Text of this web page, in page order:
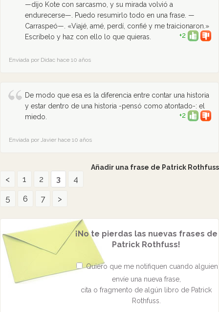
—dijo Kote con sarcasmo, y su mirada volvió a
endurecerse—. Puedo resumirlo todo en una frase. —
Carraspeó—. «Viajé, amé, perdí, confié y me traicionaron.»
Escríbelo y haz con ello lo que quieras.
+2
Enviada por Didac hace 10 años
De modo que esa es la diferencia entre contar una historia
y estar dentro de una historia -pensó como atontado-: el
miedo.
+2
Enviada por Javier hace 10 años
Añadir una frase de Patrick Rothfuss
< 1 2 3
4
5
6 7 >
¡No te pierdas las nuevas frases de
Patrick Rothfuss!
Quiero que me notifiquen cuando alguien
envíe una nueva frase,
cita o fragmento de algún libro de Patrick
Rothfuss.